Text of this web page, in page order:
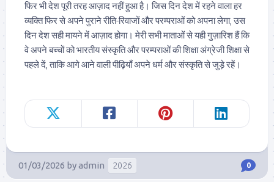
फिर भी देश पूरी तरह आज़ाद नहीं हुआ है। जिस दिन देश में रहने वाला हर
व्यक्ति फिर से अपने पुराने रीति-रिवाजों और परम्पराओं को अपना लेगा, उस
दिन देश सही मायने में आज़ाद होगा। मेरी सभी माताओं से यही गुज़ारिश हैं कि
वे अपने बच्चों को भारतीय संस्कृति और परम्पराओं की शिक्षा अंग्रेजी शिक्षा से
पहले दें, ताकि आगे आने वाली पीढ़ियाँ अपने धर्म और संस्कृति से जुड़े रहें।
01/03/2026 byadmin 2026 0